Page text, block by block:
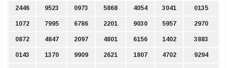
2446 9523 0973 5868 4054 3041 0135
1072 7995 6786 2201 9030 5957 2970
0872 4847 2097 4801 6156 1402 3883
0143 1370 9909 2621 1807 4702 9294